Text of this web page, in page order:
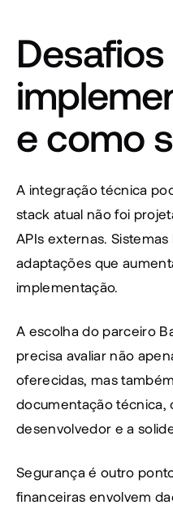
e como
A integração técnica
stack atual não foi
APIs externas.
adaptações que
implementação.
A escolha do parceiro
precisa avaliar não
oferecidas, mas
documentação técnica,
desenvolvedor e a
Segurança é outro
financeiras envolvem